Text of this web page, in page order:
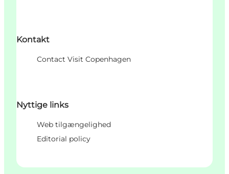
Kontakt
Contact Visit Copenhagen
Nyttige links
Web tilgængelighed
Editorial policy